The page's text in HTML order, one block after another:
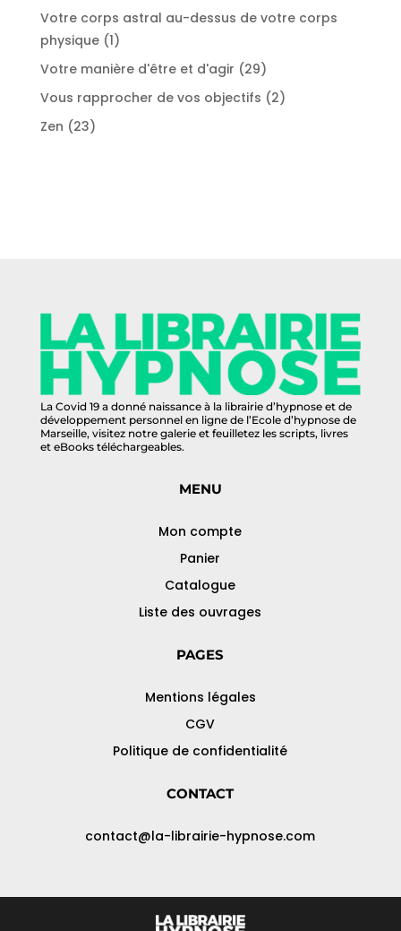
produits
Votre corps astral au-dessus de votre corps
physique 11
produit
Votre manière d'être et d'agir 2929
produits
Vous rapprocher de vos objectifs 22
Zen 2323
La Covid 19 a donné naissance à la librairie d’hypnose et de
développement personnel en ligne de l’Ecole d’hypnose de
Marseille, visitez notre galerie et feuilletez les scripts, livres
et eBooks téléchargeables.
MENU
Mon compte
Panier
Catalogue
Liste des ouvrages
PAGES
Mentions légales
CGV
Politique de confidentialité
CONTACT
contact@la-librairie-hypnose.com